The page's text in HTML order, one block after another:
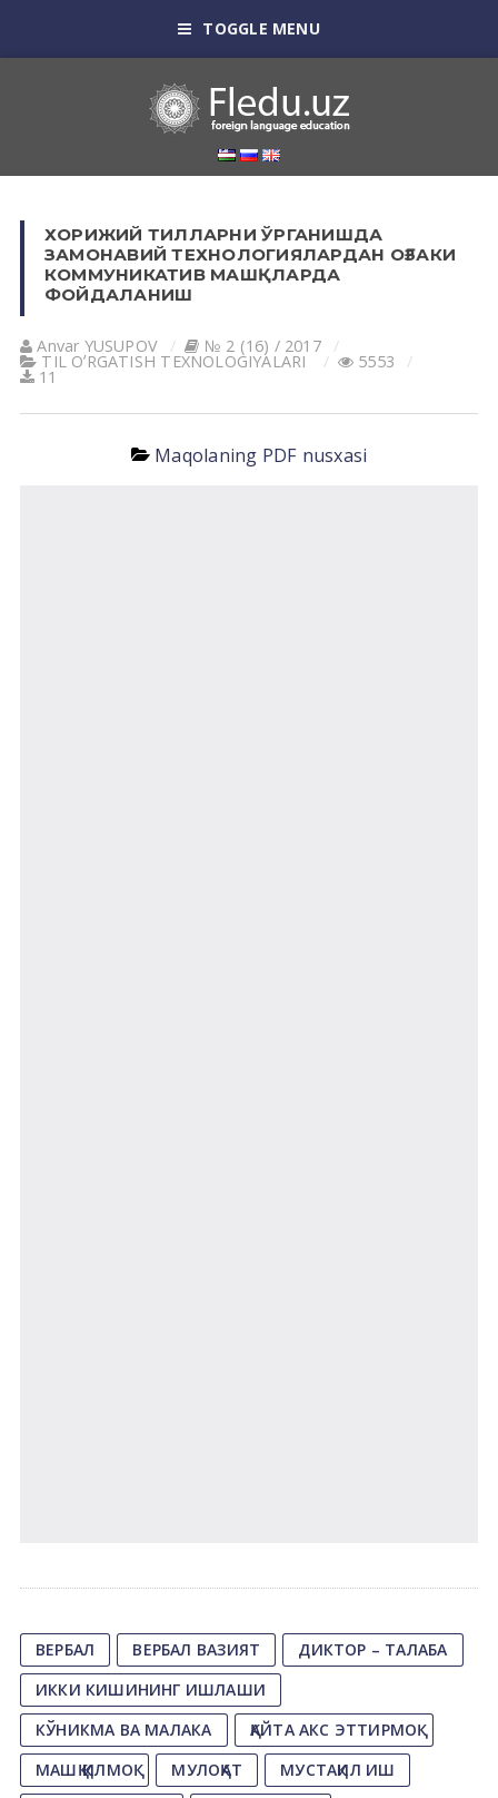
TOGGLE MENU
ХОРИЖИЙ ТИЛЛАРНИ ЎРГАНИШДА
ЗАМОНАВИЙ ТЕХНОЛОГИЯЛАРДАН ОҒЗАКИ
КОММУНИКАТИВ МАШҚЛАРДА
ФОЙДАЛАНИШ
Anvar YUSUPOV № 2 (16) / 2017
TIL OʼRGАTISH TEXNOLOGIYALАRI 5553
11
Maqolaning PDF nusxasi
ВЕРБАЛ ВЕРБАЛ ВАЗИЯТ
ДИКТОР – ТАЛАБА
ИККИ КИШИНИНГ ИШЛАШИ
КЎНИКМА ВА МАЛАКА
ҚАЙТА АКС ЭТТИРМОҚ
МАШҚ ҚИЛМОҚ
МУЛОҚАТ
МУСТАҚИЛ ИШ